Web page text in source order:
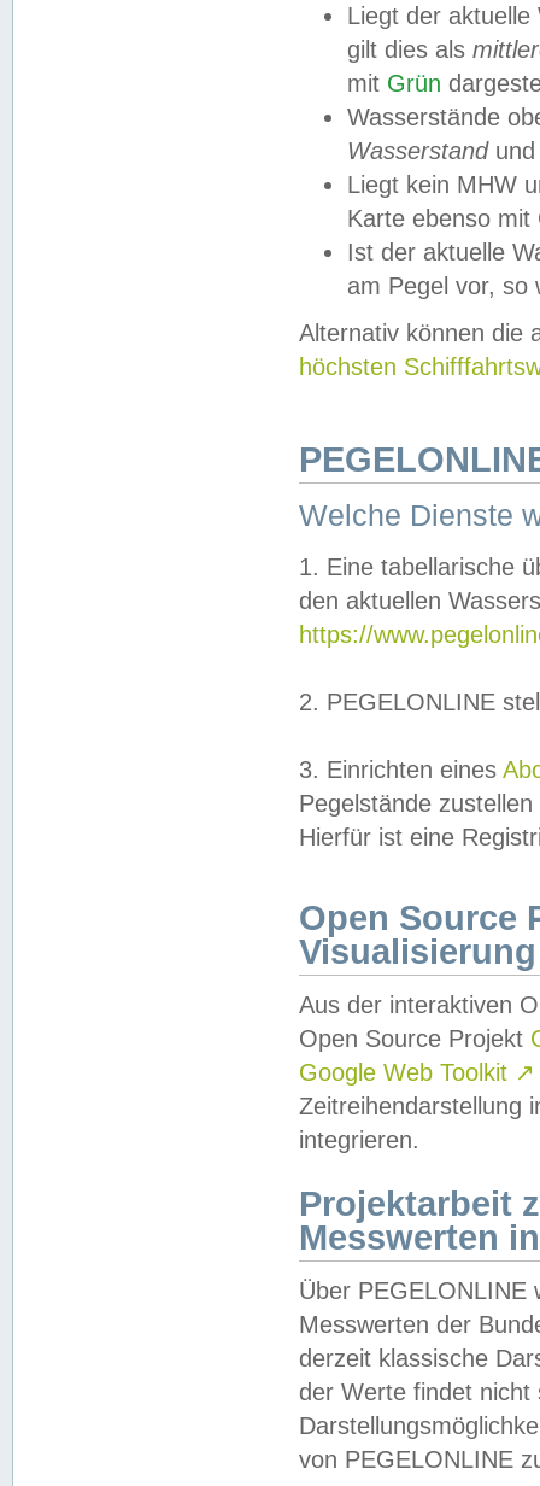
Liegt der
gilt dies als
mit Grün
Wasserstände
Wasserstandund
Liegt kein MHW
Karte ebenso mit
Ist der aktuelle
am Pegel vor,
Alternativ können die
höchsten
Welche Dienste
1. Eine tabellarische
den aktuellen
https://
2. PEGELONLINE
3. Einrichten eines
Pegelstände
Hierfür ist eine
Open Source
Visualisierung
Aus der interaktiven
Open Source Projekt
Google Web Toolkit ↗
Zeitreihendarstellung
integrieren.
Projektarbeit
Messwerten
Über PEGELONLINE
Messwerten der
derzeit klassische
der Werte findet
von PEGELONLINE